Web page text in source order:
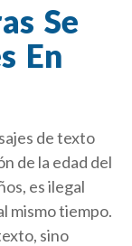
Se
En
de texto
de la edad del
es ilegal
mismo tiempo.
sino